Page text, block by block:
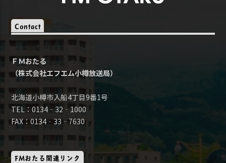
Contact
ＦＭおたる
（株式会社エフエム小樽放送局）
北海道小樽市入船4丁目9番1号
TEL：0134‐32‐1000
FAX：0134‐33‐7630
FMおたる関連リンク